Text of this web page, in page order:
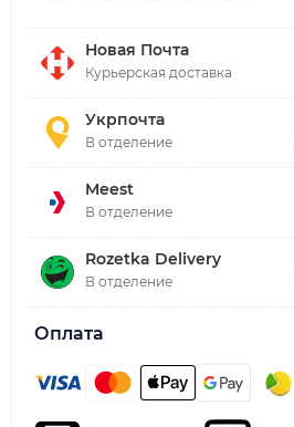
Новая Почта
Курьерская доставка
Укрпочта
В отделение
Meest
В отделение
Rozetka Delivery
В отделение
Оплата